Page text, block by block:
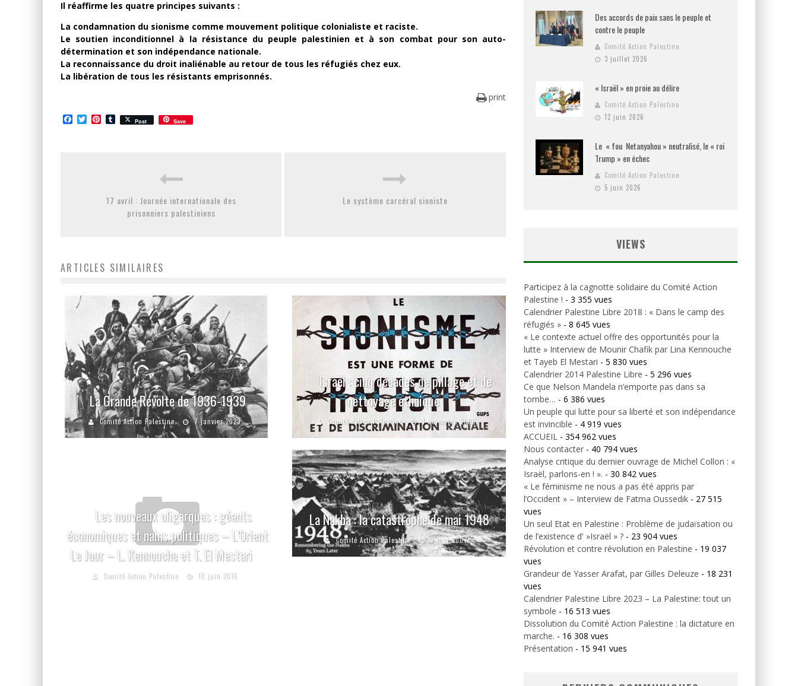
Il réaffirme les quatre principes suivants :
La condamnation du sionisme comme mouvement politique colonialiste et raciste.
Le soutien inconditionnel à la résistance du peuple palestinien et à son combat pour son auto-
détermination et son indépendance nationale.
La reconnaissance du droit inaliénable au retour de tous les réfugiés chez eux.
La libération de tous les résistants emprisonnés.
print
Facebook
TwitterPinterest
Tumblr
Post Save
17 avril : Journée internationale des
prisonniers palestiniens
Le système carcéral sioniste
ARTICLES SIMILAIRES
La Grande Révolte de 1936-1939
Comité Action Palestine 7 janvier 2023
Israël : cinq décades de pillage et de
nettoyage ethnique
Comité Action Palestine 1 novembre 2006
Les nouveaux oligarques : géants
économiques et nains politiques – L’Orient
Le Jour – L. Kennouche et T. El Mestari
Comité Action Palestine 18 juin 2016
La Nakba : la catastrophe de mai 1948
Comité Action Palestine 7 mai 2007
Des accords de paix sans le peuple et
contre le peuple
Comité Action Palestine
3 juillet 2026
« Israël » en proie au délire
Comité Action Palestine
12 juin 2026
Le « fou Netanyahou » neutralisé, le « roi
Trump » en échec
Comité Action Palestine
5 juin 2026
VIEWS
Participez à la cagnotte solidaire du Comité Action
Palestine ! - 3 355 vues
Calendrier Palestine Libre 2018 : « Dans le camp des
réfugiés » - 8 645 vues
« Le contexte actuel offre des opportunités pour la
lutte » Interview de Mounir Chafik par Lina Kennouche
et Tayeb El Mestari - 5 830 vues
Calendrier 2014 Palestine Libre - 5 296 vues
Ce que Nelson Mandela n’emporte pas dans sa
tombe… - 6 386 vues
Un peuple qui lutte pour sa liberté et son indépendance
est invincible - 4 919 vues
ACCUEIL - 354 962 vues
Nous contacter - 40 794 vues
Analyse critique du dernier ouvrage de Michel Collon : «
Israël, parlons-en ! ». - 30 842 vues
« Le féminisme ne nous a pas été appris par
l’Occident » – Interview de Fatma Oussedik - 27 515
vues
Un seul Etat en Palestine : Problème de judaïsation ou
de l’existence d' »Israël » ? - 23 904 vues
Révolution et contre révolution en Palestine - 19 037
vues
Grandeur de Yasser Arafat, par Gilles Deleuze - 18 231
vues
Calendrier Palestine Libre 2023 – La Palestine: tout un
symbole - 16 513 vues
Dissolution du Comité Action Palestine : la dictature en
marche. - 16 308 vues
Présentation - 15 941 vues